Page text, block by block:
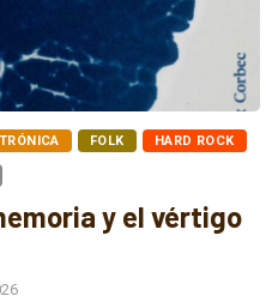
FOLK HARD ROCK
y el vértigo